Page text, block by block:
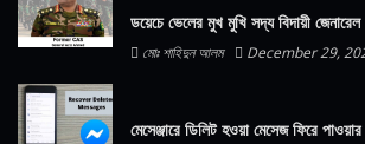
ডয়েচে ভেলের মুখ মুখি সদ্য বিদায়ী
মোঃ শাহিদুন আলম December 29,
মেসেঞ্জারে ডিলিট হওয়া মেসেজ ফিরে